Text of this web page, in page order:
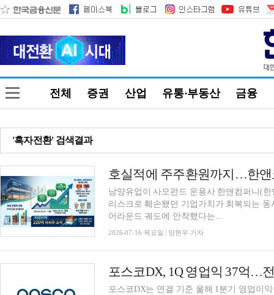
전체 증권 산업 유통·부동산 금융
'흑자전환' 검색결과
호실적에 주주환원까지…한
남양유업이 사모펀드 운용사 한앤컴퍼니(
리스크로 훼손됐던 기업가치가 회복되는
어라운드 궤도에 안착했다는...
2026-07-16 목요일 | 양현우 기자
포스코DX, 1Q 영업익 37억…
포스코DX는 연결 기준 올해 1분기 영업이